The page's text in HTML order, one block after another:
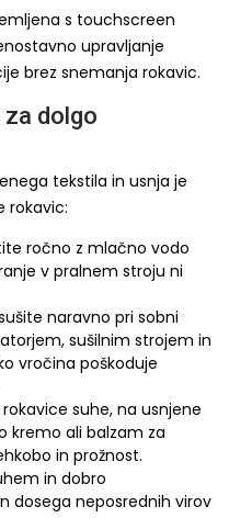
s touchscreen
upravljanje
brez snemanja rokavic.
dolgo
tekstila in usnja je
rokavic:
ročno z mlačno vodo
v pralnem stroju ni
naravno pri sobni
sušilnim strojem in
vročina poškoduje
rokavice suhe, na usnjene
kremo ali balzam za
in prožnost.
in dobro
dosega neposrednih virov